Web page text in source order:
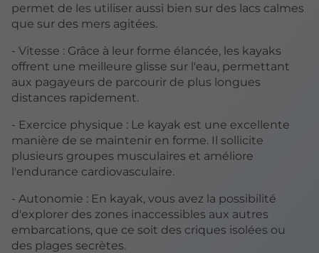
permet de les utiliser aussi bien sur des lacs calmes
que sur des mers agitées.
- Vitesse : Grâce à leur forme élancée, les kayaks
offrent une meilleure glisse sur l'eau, permettant
aux pagayeurs de parcourir de plus longues
distances rapidement.
- Exercice physique : Le kayak est une excellente
manière de se maintenir en forme. Il sollicite
plusieurs groupes musculaires et améliore
l'endurance cardiovasculaire.
- Autonomie : En kayak, vous avez la possibilité
d'explorer des zones inaccessibles aux autres
embarcations, que ce soit des criques isolées ou
des plages secrètes.